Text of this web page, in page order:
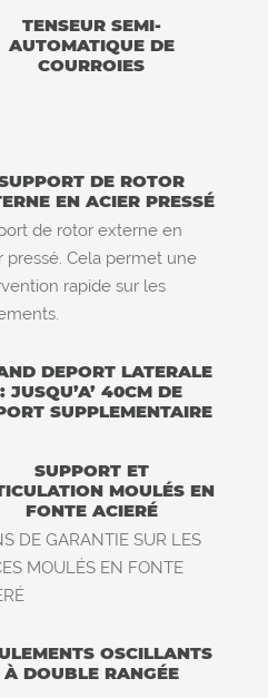
TENSEUR SEMI-
AUTOMATIQUE DE
COURROIES
DE ROTOR
EN ACIER PRESSÉ
de rotor externe en
pressé. Cela permet une
rapide sur les
DEPORT LATERALE
: JUSQU’A’ 40CM DE
SUPPLEMENTAIRE
SUPPORT ET
MOULÉS EN
FONTE ACIERÉ
DE GARANTIE SUR LES
MOULÉS EN FONTE
OSCILLANTS
À DOUBLE RANGÉE